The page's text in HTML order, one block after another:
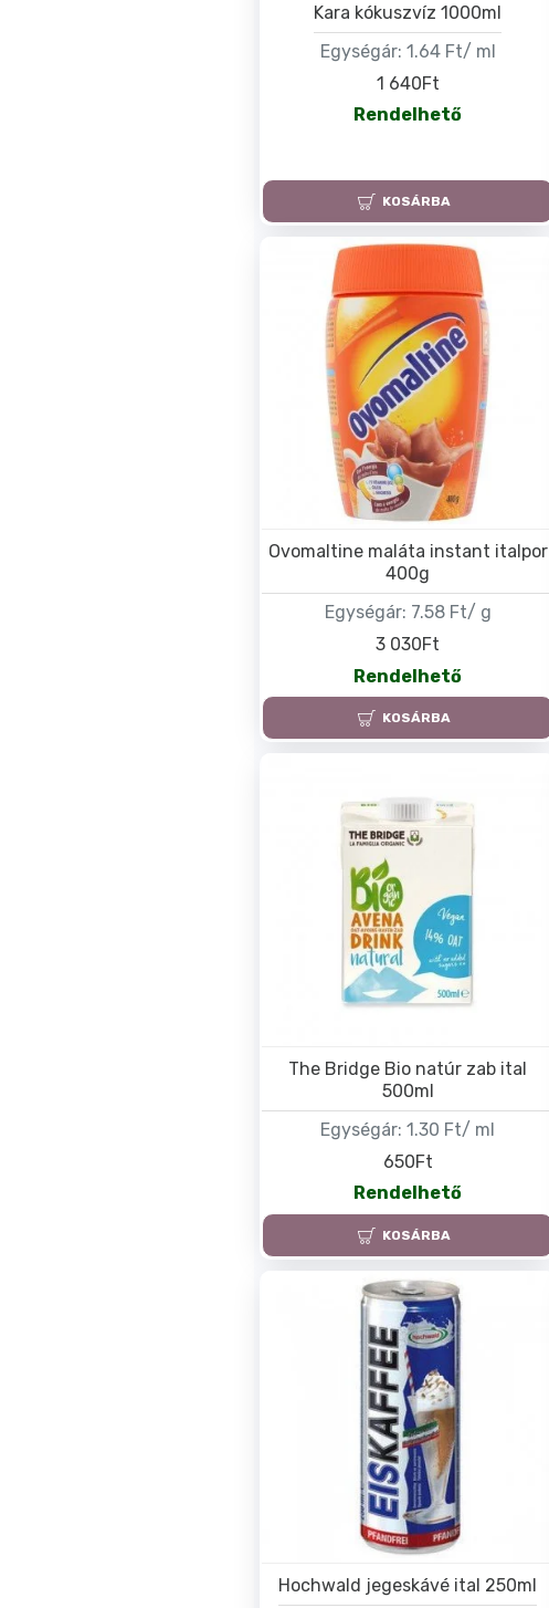
Egységár: 1.64 Ft/ ml
Kara kókuszvíz 1000ml
1 640Ft
Rendelhető
KOSÁRBA
Egységár: 7.58 Ft/ g
Ovomaltine maláta instant italpor
400g
3 030Ft
Rendelhető
KOSÁRBA
Egységár: 1.30 Ft/ ml
The Bridge Bio natúr zab ital
500ml
650Ft
Rendelhető
KOSÁRBA
Hochwald jegeskávé ital 250ml